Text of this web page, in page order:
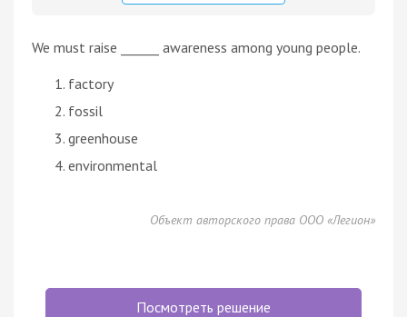
We must raise ______ awareness among young people.
factory
fossil
greenhouse
environmental
Объект авторского права ООО «Легион»
Посмотреть решение